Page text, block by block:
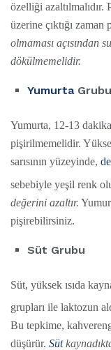
özelliği azaltılmalıdır.
üzerine çıktığı
olmaması açısından
dökülmemelidir.
YumurtaGrubu
Yumurta, 12-13
pişirilmemelidir.
sarısının yüzeyinde,
sebebiyle yeşil renk
değerini azaltır.
pişirebilirsiniz.
Süt Grubu
Süt, yüksek ısıda
grupları ile laktozun
Bu tepkime,
düşürür. Süt